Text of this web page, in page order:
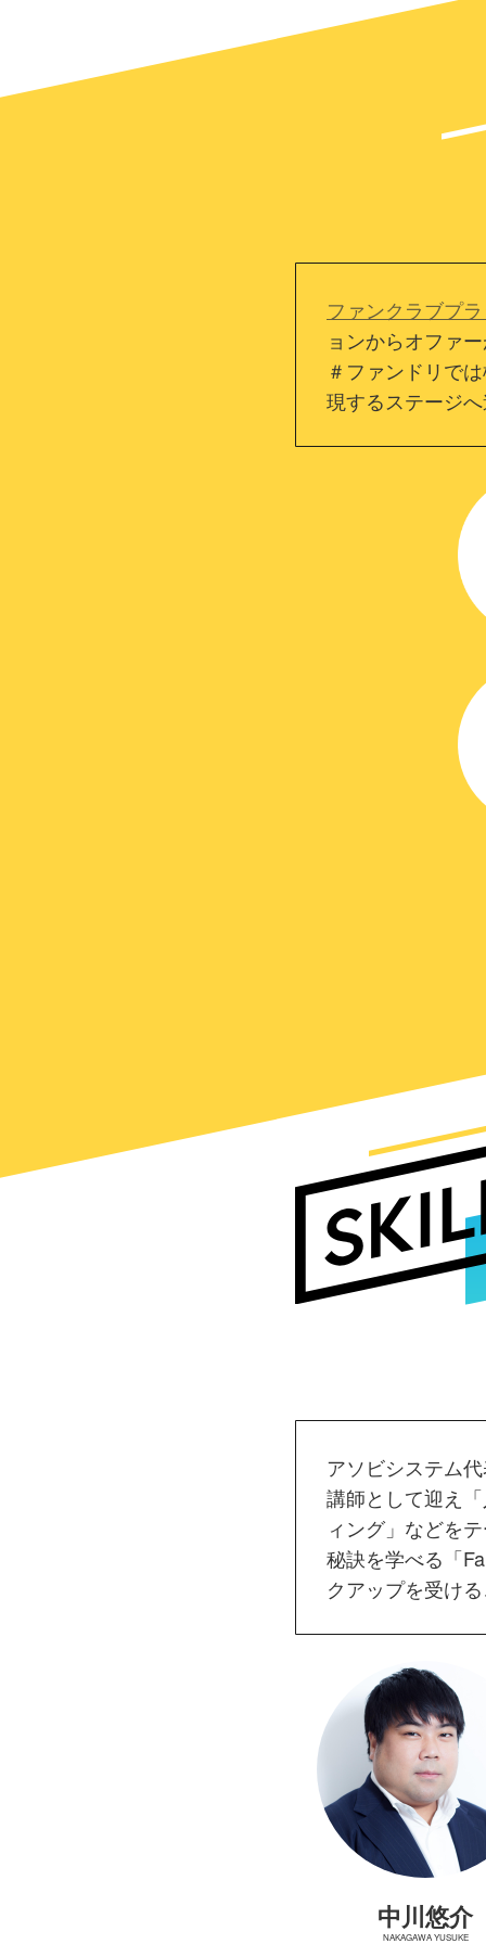
ファンクラブプ
ョンからオファ
＃ファンドリで
現するステージ
アソビシステム
講師として迎え
ィング」などを
秘訣を学べる「
クアップを受け
中川悠介
NAKAGAWA YUSUKE